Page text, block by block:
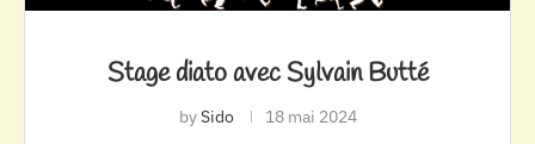
Stage diato avec Sylvain Butté
bySido 18 mai 2024